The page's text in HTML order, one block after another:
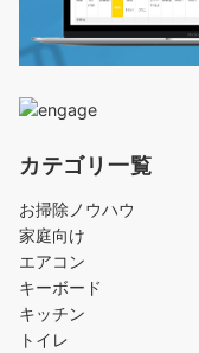
カテゴリ一覧
お掃除ノウハウ
家庭向け
エアコン
キーボード
キッチン
トイレ